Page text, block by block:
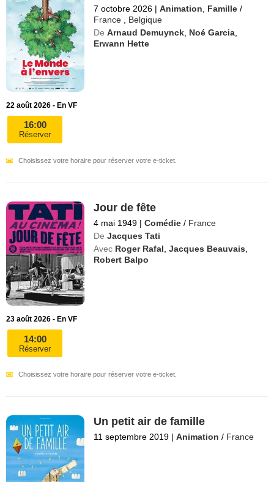
7 octobre 2026 | Animation Famille /
France
Belgique
De Arnaud Demuynck Noé Garcia
Erwann Hette
22 août 2026 - En VF
16:00
Réserver
Choisissez votre horaire pour réserver votre e-ticket.
Jour de fête
4 mai 1949 | Comédie / France
De Jacques Tati
Avec Roger Rafal ,Jacques Beauvais
Robert Balpo
23 août 2026 - En VF
14:00
Réserver
Choisissez votre horaire pour réserver votre e-ticket.
Un petit air de famille
11 septembre 2019 | Animation / France